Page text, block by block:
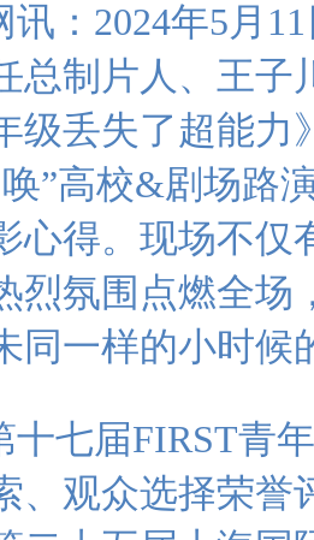
： 2024年5月
总制片人、王子
级丢失了超能
”高校&剧场路
心得。现场不仅
烈氛围点燃全
同一样的小时候
十七届FIRST青
、观众选择荣誉